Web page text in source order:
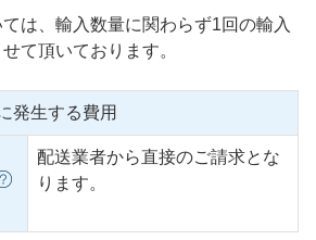
は、輸入数量に関わらず1回の輸入
て頂いております。
発生する費用
配送業者から直接のご請求とな
ります。